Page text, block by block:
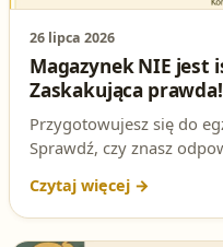
26 lipca 2026
Magazynek NIE jest
Zaskakująca prawda!
Przygotowujesz się do
Sprawdź, czy znasz
nie jest uznawany za
Dlaczego? Przeczytaj